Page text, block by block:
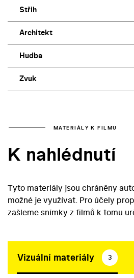
Střih
Architekt
Hudba
Zvuk
MATERIÁLY K FILMU
K nahlédnutí
Tyto materiály jsou chráněny
možné je využívat. Pro účely
zašleme snímky z filmů k tomu
Vizuální materiály 3